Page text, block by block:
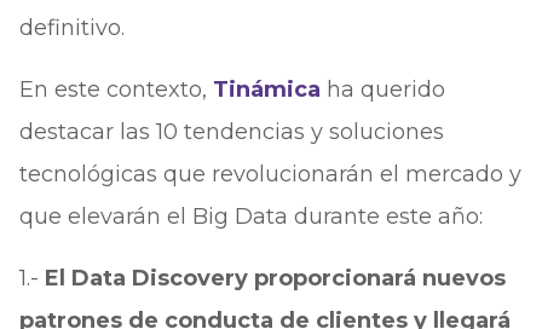
definitivo.
En este contexto, Tinámica ha querido
destacar las 10 tendencias y soluciones
tecnológicas que revolucionarán el mercado y
que elevarán el Big Data durante este año:
1.- El Data Discovery proporcionará nuevos
patrones de conducta de clientes y llegará